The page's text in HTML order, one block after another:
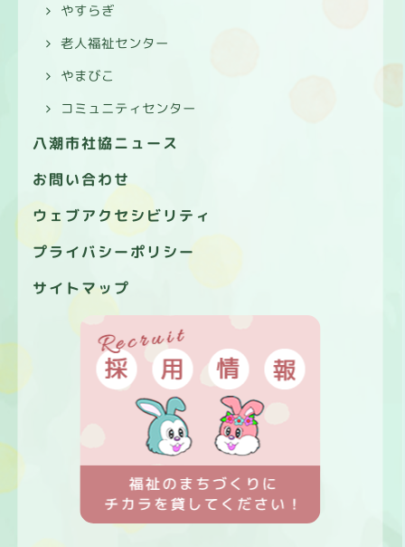
やすらぎ
老人福祉センター
やまびこ
コミュニティセンター
八潮市社協ニュース
お問い合わせ
ウェブアクセシビリティ
プライバシーポリシー
サイトマップ